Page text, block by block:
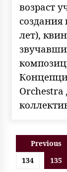
возраст
создания
лет),
записей
Previous
134
135